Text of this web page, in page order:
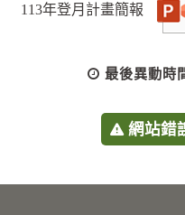
113年登月計畫簡報
最後異動時
網站錯